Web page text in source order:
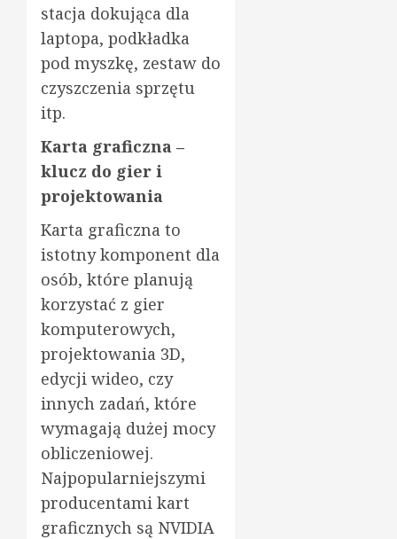
stacja dokująca dla
laptopa, podkładka
pod myszkę, zestaw do
czyszczenia sprzętu
itp.
Karta graficzna –
klucz do gier i
projektowania
Karta graficzna to
istotny komponent dla
osób, które planują
korzystać z gier
komputerowych,
projektowania 3D,
edycji wideo, czy
innych zadań, które
wymagają dużej mocy
obliczeniowej.
Najpopularniejszymi
producentami kart
graficznych są NVIDIA